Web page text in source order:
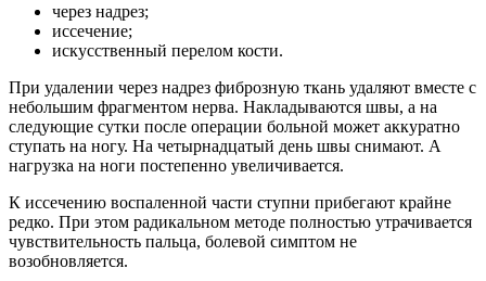
через надрез;
иссечение;
искусственный перелом кости.
При удалении через надрез фиброзную ткань удаляют вместе с
небольшим фрагментом нерва. Накладываются швы, а на
следующие сутки после операции больной может аккуратно
ступать на ногу. На четырнадцатый день швы снимают. А
нагрузка на ноги постепенно увеличивается.
К иссечению воспаленной части ступни прибегают крайне
редко. При этом радикальном методе полностью утрачивается
чувствительность пальца, болевой симптом не
возобновляется.